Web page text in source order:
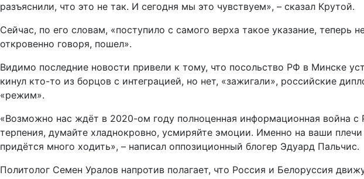
разъяснили, что это не так. И сегодня мы это чувствуем», – сказал Крутой.
Сейчас, по его словам, «поступило с самого верха такое указание,
откровенно говоря, пошел».
Видимо последние новости привели к тому, что посольство РФ в Минске
кинул кто-то из борцов с интеграцией, но нет, «зажигали», российские
«режим».
«Возможно нас ждёт в 2020-ом году полноценная информационная война с
терпения, думайте хладнокровно, усмиряйте эмоции. Именно на ваши
придётся много ходить», – написал оппозиционный блогер Эдуард Пальчис.
Политолог Семен Уралов напротив полагает, что Россия и Белоруссия